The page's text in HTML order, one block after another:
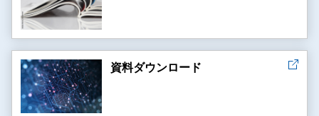
資料ダウンロード